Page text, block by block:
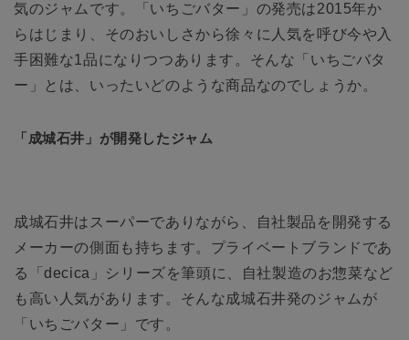
気のジャムです。「いちごバター」の発売は2015年か
らはじまり、そのおいしさから徐々に人気を呼び今や入
手困難な1品になりつつあります。そんな「いちごバタ
ー」とは、いったいどのような商品なのでしょうか。
「成城石井」が開発したジャム
成城石井はスーパーでありながら、自社製品を開発する
メーカーの側面も持ちます。プライベートブランドであ
る「decica」シリーズを筆頭に、自社製造のお惣菜など
も高い人気があります。そんな成城石井発のジャムが
「いちごバター」です。